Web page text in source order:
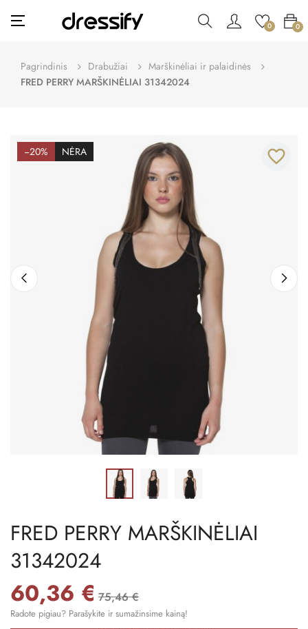
Toggle
navigation
☰ 0 0
Pagrindinis Drabužiai
Marškinėliai ir palaidinės
FRED PERRY MARŠKINĖLIAI 31342024
−20% NĖRA favorite_border
FRED PERRY MARŠKINĖLIAI
31342024
60,36 € 75,46 €
Radote pigiau? Parašykite ir sumažinsime kainą!